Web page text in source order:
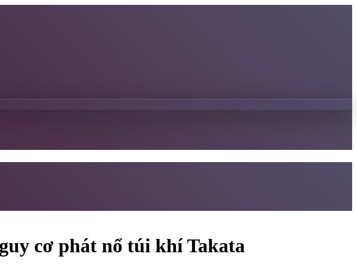
cơ phát nổ túi khí Takata